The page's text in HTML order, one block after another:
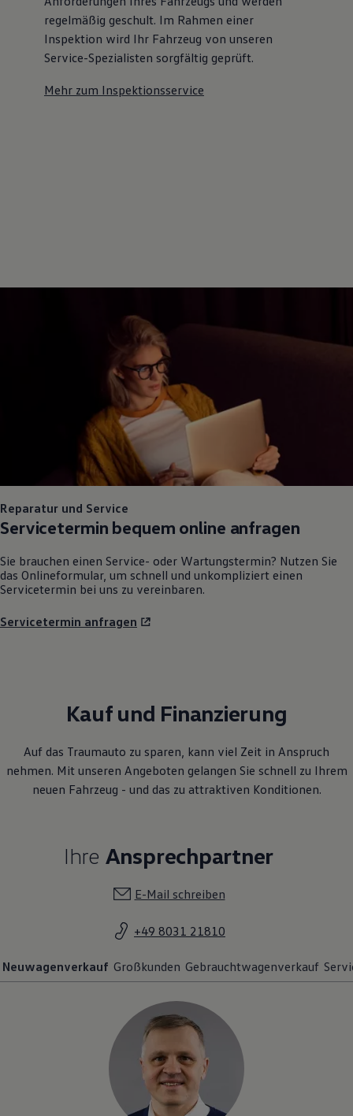
regelmäßig geschult. Im Rahmen einer
Inspektion wird Ihr Fahrzeug von unseren
Service-Spezialisten sorgfältig geprüft.
Mehr zum Inspektionsservice
Reparatur und Service
Servicetermin bequem online anfragen
Sie brauchen einen Service- oder Wartungstermin? Nutzen Sie
das Onlineformular, um schnell und unkompliziert einen
Servicetermin bei uns zu vereinbaren.
Servicetermin anfragen
Kauf und Finanzierung
Auf das Traumauto zu sparen, kann viel Zeit in Anspruch
nehmen. Mit unseren Angeboten gelangen Sie schnell zu Ihrem
neuen Fahrzeug - und das zu attraktiven Konditionen.
Ihre Ansprechpartner
E-Mail schreiben
+49 8031 21810
Neuwagenverkauf Großkunden Gebrauchtwagenverkauf